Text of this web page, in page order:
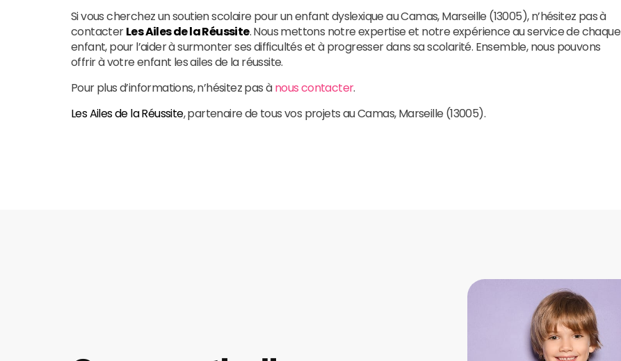
Si vous cherchez un soutien scolaire pour un enfant dyslexique au Camas, Marseille (13005), n’hésitez pas à
contacterLes Ailes de la Réussite. Nous mettons notre expertise et notre expérience au service de chaque
enfant, pour l’aider à surmonter ses difficultés et à progresser dans sa scolarité. Ensemble, nous pouvons
offrir à votre enfant les ailes de la réussite.
Pour plus d’informations, n’hésitez pas ànous contacter.
Les Ailes de la Réussite, partenaire de tous vos projets au Camas, Marseille (13005).